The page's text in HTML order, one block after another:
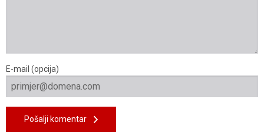
E-mail (opcija)
Pošalji komentar